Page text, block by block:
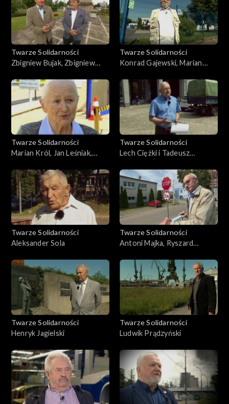
Twarze Solidarności
Zbigniew Bujak, Zbigniew
Twarze Solidarności
Konrad Gajewski, Marian
Twarze Solidarności
Marian Król, Jan Leśniak,
Twarze Solidarności
Lech Ciężki i Tadeusz
Twarze Solidarności
Aleksander Sola
Twarze Solidarności
Antoni Majka, Ryszard
Twarze Solidarności
Henryk Jagielski
Twarze Solidarności
Ludwik Prądzyński